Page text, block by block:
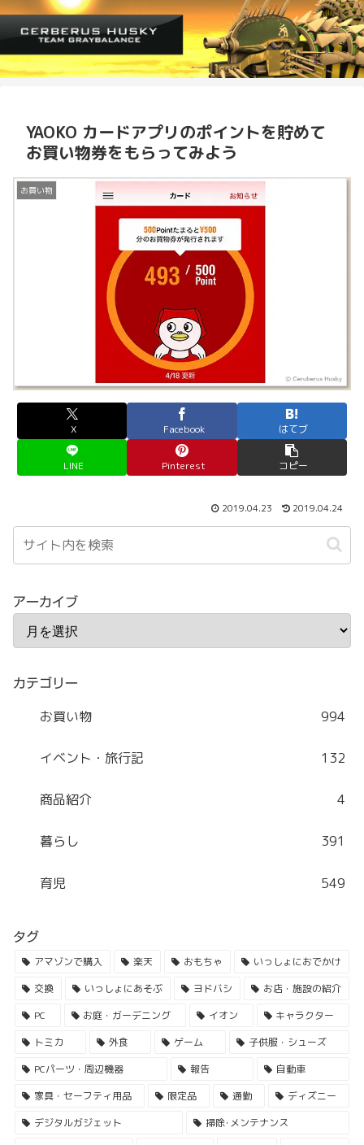
YAOKO カードアプリのポイントを貯めて
お買い物券をもらってみよう
お買い物
X Facebook はてブ
LINE Pinterest コピー
2019.04.23 2019.04.24
アーカイブ
カテゴリー
お買い物 994
イベント・旅行記 132
商品紹介 4
暮らし 391
育児 549
タグ
アマゾンで購入 楽天 おもちゃ
いっしょにおでかけ
交換
いっしょにあそぶ ヨドバシ
お店・施設の紹介
PC
お庭・ガーデニング イオン
キャラクター
トミカ
外食 ゲーム
子供服・シューズ
PCパーツ・周辺機器
報告
自動車
家具・セーフティ用品
限定品 通勤
ディズニー
デジタルガジェット
掃除･メンテナンス